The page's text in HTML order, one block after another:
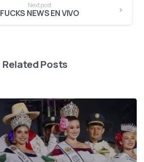
Next post
FUCKS NEWS EN VIVO
Related Posts